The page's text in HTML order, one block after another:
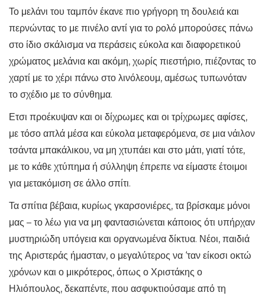
Το μελάνι του ταμπόν έκανε πιο γρήγορη τη δουλειά και
περνώντας το με πινέλο αντί για το ρολό μπορούσες πάνω
στο ίδιο σκάλισμα να περάσεις εύκολα και διαφορετικού
χρώματος μελάνια και ακόμη, χωρίς πιεστήριο, πιέζοντας το
χαρτί με το χέρι πάνω στο λινόλεουμ, αμέσως τυπωνόταν
το σχέδιο με το σύνθημα.
Ετσι προέκυψαν και οι δίχρωμες και οι τρίχρωμες αφίσες,
με τόσο απλά μέσα και εύκολα μεταφερόμενα, σε μια νάιλον
τσάντα μπακάλικου, να μη χτυπάει και στο μάτι, γιατί τότε,
με το κάθε χτύπημα ή σύλληψη έπρεπε να είμαστε έτοιμοι
για μετακόμιση σε άλλο σπίτι.
Τα σπίτια βέβαια, κυρίως γκαρσονιέρες, τα βρίσκαμε μόνοι
μας – το λέω για να μη φαντασιώνεται κάποιος ότι υπήρχαν
μυστηριώδη υπόγεια και οργανωμένα δίκτυα. Νέοι, παιδιά
της Αριστεράς ήμασταν, ο μεγαλύτερος να ‘ταν είκοσι οκτώ
χρόνων και ο μικρότερος, όπως ο Χριστάκης ο
Ηλιόπουλος, δεκαπέντε, που ασφυκτιούσαμε από τη